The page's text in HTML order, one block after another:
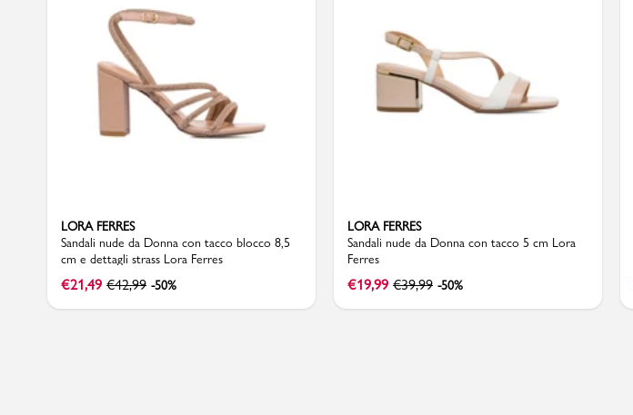
LORA FERRES
Sandali nude da Donna con tacco blocco 8,5
cm e dettagli strass Lora Ferres
€21,49 €42,99 -50%
LORA FERRES
Sandali nude da Donna con tacco 5 cm Lora
Ferres
€19,99 €39,99 -50%